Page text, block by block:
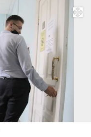
Развернуть